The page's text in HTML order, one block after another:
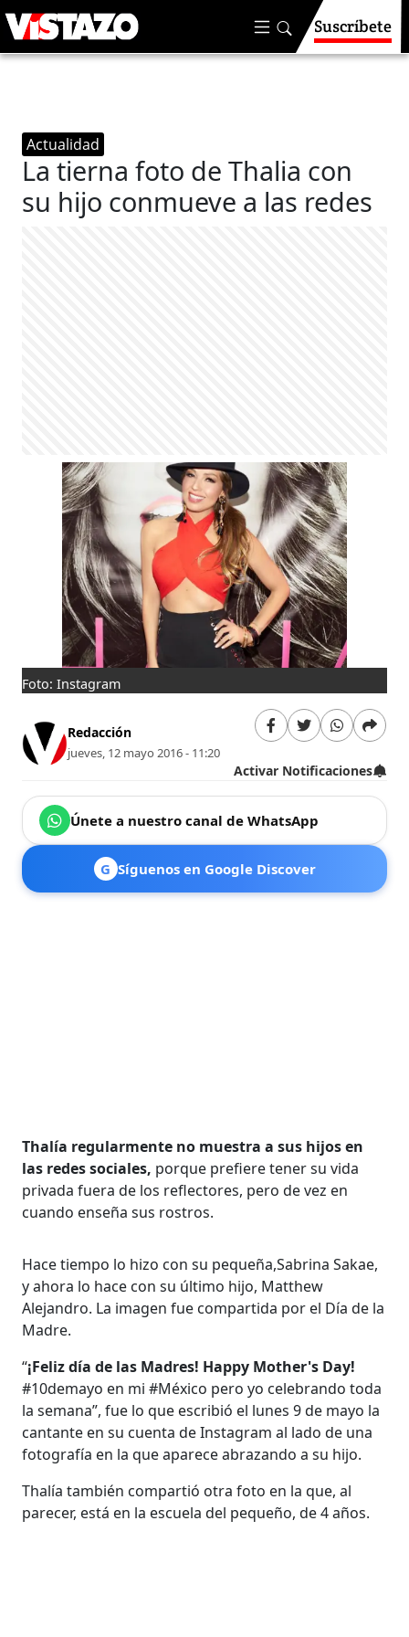
Suscríbete
Actualidad
La tierna foto de Thalia con
su hijo conmueve a las redes
Foto: Instagram
Redacción
jueves, 12 mayo 2016 - 11:20
Activar Notificaciones
Únete a nuestro canal de WhatsApp
G Síguenos en Google Discover
Thalía regularmente no muestra a sus hijos en
las redes sociales, porque prefiere tener su vida
privada fuera de los reflectores, pero de vez en
cuando enseña sus rostros.
Hace tiempo lo hizo con su pequeña,Sabrina Sakae,
y ahora lo hace con su último hijo, Matthew
Alejandro. La imagen fue compartida por el Día de la
Madre.
“¡Feliz día de las Madres! Happy Mother's Day!
#10demayo en mi #México pero yo celebrando toda
la semana”, fue lo que escribió el lunes 9 de mayo la
cantante en su cuenta de Instagram al lado de una
fotografía en la que aparece abrazando a su hijo.
Thalía también compartió otra foto en la que, al
parecer, está en la escuela del pequeño, de 4 años.